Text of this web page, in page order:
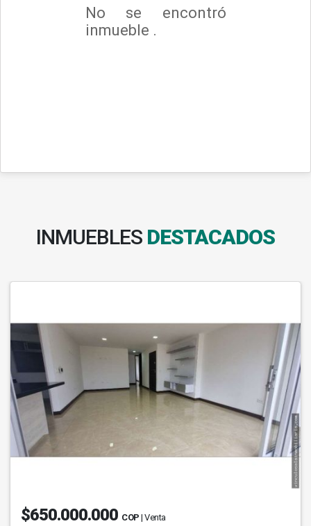
No se encontró
inmueble .
INMUEBLES DESTACADOS
$650.000.000 COP | Venta